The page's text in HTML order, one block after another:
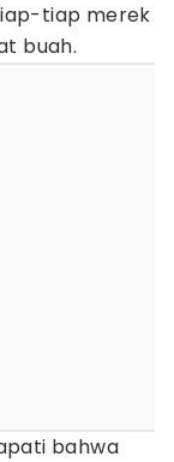
tiap merek
buah.
bahwa